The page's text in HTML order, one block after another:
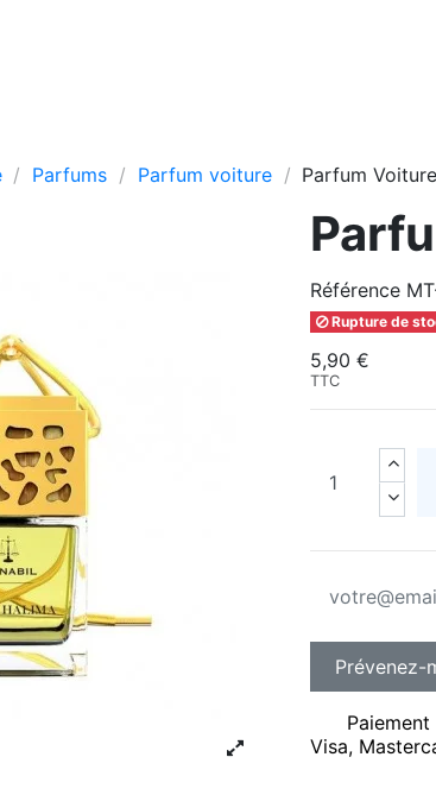
Parfums Parfum voiture Parfum
Référence
Rupture de
5,90 €
TTC
Visa,